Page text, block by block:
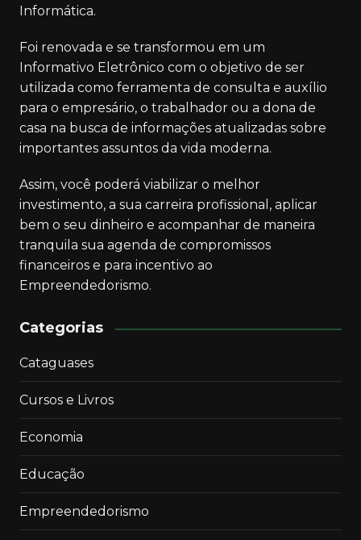
Informática.
Foi renovada e se transformou em um
Informativo Eletrônico com o objetivo de ser
utilizada como ferramenta de consulta e auxílio
para o empresário, o trabalhador ou a dona de
casa na busca de informações atualizadas sobre
importantes assuntos da vida moderna.
Assim, você poderá viabilizar o melhor
investimento, a sua carreira profissional, aplicar
bem o seu dinheiro e acompanhar de maneira
tranquila sua agenda de compromissos
financeiros e para incentivo ao
Empreendedorismo.
Categorias
Cataguases
Cursos e Livros
Economia
Educação
Empreendedorismo